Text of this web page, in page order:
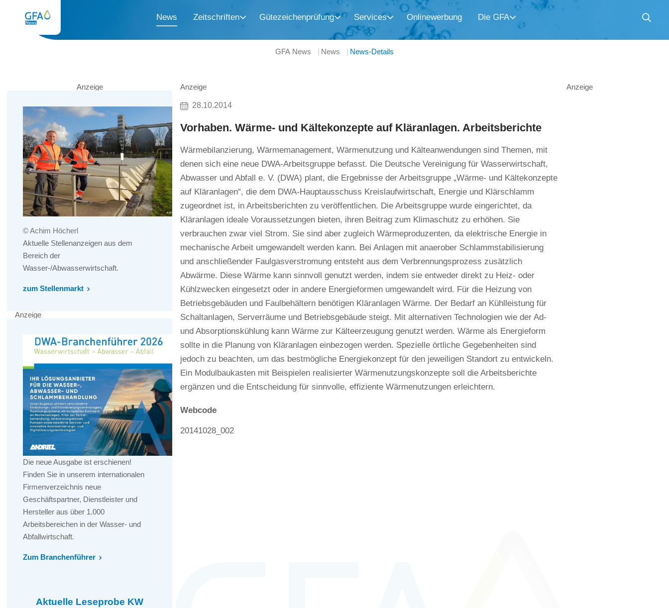
News Zeitschriften Gütezeichenprüfung Services Onlinewerbung Die GFA
GFA News News News-Details
Anzeige
28.10.2014
Vorhaben. Wärme- und Kältekonzepte auf Kläranlagen. Arbeitsberichte
Wärmebilanzierung, Wärmemanagement, Wärmenutzung und Kälteanwendungen sind Themen, mit
denen sich eine neue DWA-Arbeitsgruppe befasst. Die Deutsche Vereinigung für Wasserwirtschaft,
Abwasser und Abfall e. V. (DWA) plant, die Ergebnisse der Arbeitsgruppe „Wärme- und Kältekonzepte
auf Kläranlagen“, die dem DWA-Hauptausschuss Kreislaufwirtschaft, Energie und Klärschlamm
zugeordnet ist, in Arbeitsberichten zu veröffentlichen. Die Arbeitsgruppe wurde eingerichtet, da
Kläranlagen ideale Voraussetzungen bieten, ihren Beitrag zum Klimaschutz zu erhöhen. Sie
verbrauchen zwar viel Strom. Sie sind aber zugleich Wärmeproduzenten, da elektrische Energie in
mechanische Arbeit umgewandelt werden kann. Bei Anlagen mit anaerober Schlammstabilisierung
und anschließender Faulgasverstromung entsteht aus dem Verbrennungsprozess zusätzlich
Abwärme. Diese Wärme kann sinnvoll genutzt werden, indem sie entweder direkt zu Heiz- oder
Kühlzwecken eingesetzt oder in andere Energieformen umgewandelt wird. Für die Heizung von
Betriebsgebäuden und Faulbehältern benötigen Kläranlagen Wärme. Der Bedarf an Kühlleistung für
Schaltanlagen, Serverräume und Betriebsgebäude steigt. Mit alternativen Technologien wie der Ad-
und Absorptionskühlung kann Wärme zur Kälteerzeugung genutzt werden. Wärme als Energieform
sollte in die Planung von Kläranlagen einbezogen werden. Spezielle örtliche Gegebenheiten sind
jedoch zu beachten, um das bestmögliche Energiekonzept für den jeweiligen Standort zu entwickeln.
Ein Modulbaukasten mit Beispielen realisierter Wärmenutzungskonzepte soll die Arbeitsberichte
ergänzen und die Entscheidung für sinnvolle, effiziente Wärmenutzungen erleichtern.
Webcode
20141028_002
Anzeige
© Achim Höcherl
Aktuelle Stellenanzeigen aus dem
Bereich der
Wasser-/Abwasserwirtschaft.
zum Stellenmarkt
Anzeige
Die neue Ausgabe ist erschienen!
Finden Sie in unserem internationalen
Firmenverzeichnis neue
Geschäftspartner, Dienstleister und
Hersteller aus über 1.000
Arbeitsbereichen in der Wasser- und
Abfallwirtschaft.
Zum Branchenführer
Aktuelle Leseprobe KW
Anzeige